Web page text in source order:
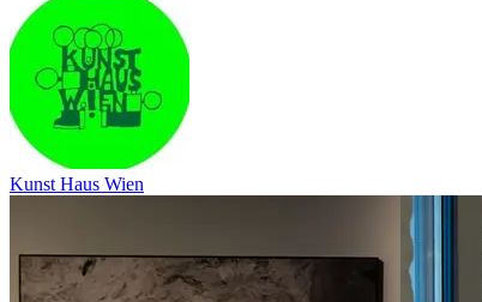
Kunst Haus Wien